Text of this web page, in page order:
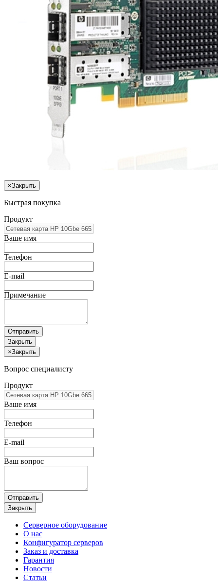
×Закрыть
Быстрая покупка
Продукт
Ваше имя
Телефон
E-mail
Примечание
Отправить
Закрыть
×Закрыть
Вопрос специалисту
Продукт
Ваше имя
Телефон
E-mail
Ваш вопрос
Отправить
Закрыть
Серверное оборудование
О нас
Конфигуратор серверов
Заказ и доставка
Гарантия
Новости
Статьи